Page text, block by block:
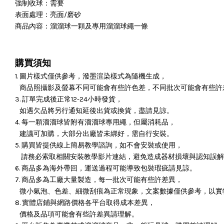
強制收球：需要
表面處理：亮面/磨砂
商品內容：溜溜球一顆及專用溜溜球繩一條
購買須知
1. 圖片樣式僅供參考，潑墨渲染樣式為隨機生成，
商品照攝影及螢幕不同可能會有些許色差，不同批次可能會有些許
3. 訂單完成後正常12-24小時發貨，
如遇欠品將另行通知延後出貨或換貨，盡請見諒。
4. 每一顆溜溜球皆附有溜溜球專用繩，但屬消耗品，
建議可加購，大部分出廠皆未綁好，需自行安裝。
5. 購買皆提供線上簡易教學諮詢，如不會安裝或使用，
請務必索取相關安裝教學影片連結，避免造成器材損壞與認知誤解
6. 商品多為海外帶回，運送過程可能導致包裝瑕疵請見諒。
7. 商品多為工廠大量製造，每一批次可能有些許差異，
微小氣泡、色差、細微刮痕為正常現象，文案數據僅供參考，以實
8. 實體店鋪與網路價格各平台取得成本差異，
價格及品項可能會有些許差異請理解。